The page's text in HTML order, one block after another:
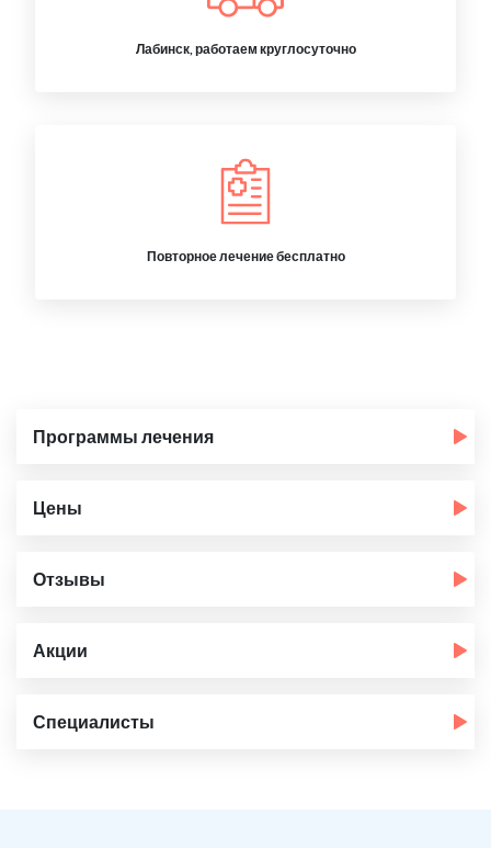
Лабинск, работаем круглосуточно
Повторное лечение бесплатно
Программы лечения
Цены
Отзывы
Акции
Специалисты